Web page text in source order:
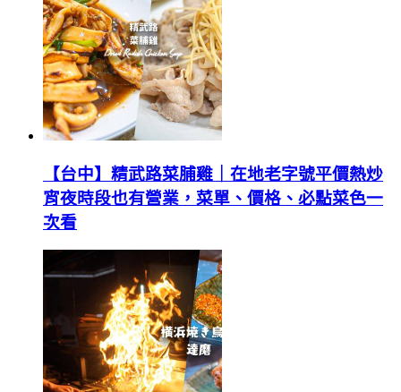
【台中】精武路菜脯雞｜在地老字號平價熱炒
宵夜時段也有營業，菜單、價格、必點菜色一
次看